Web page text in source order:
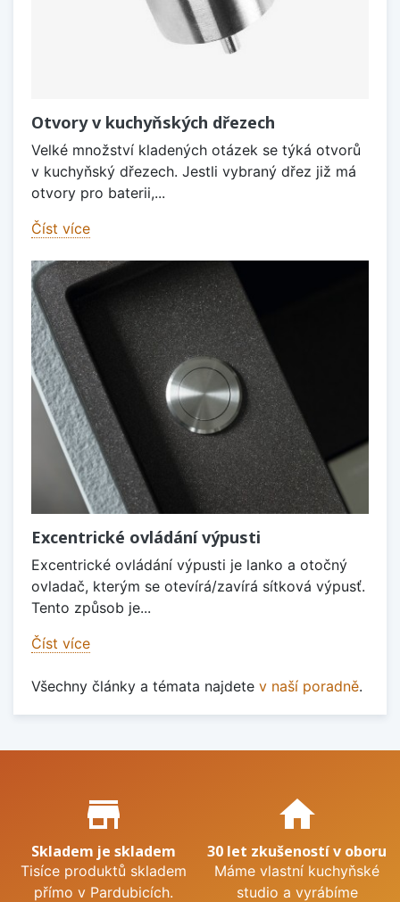
Otvory v kuchyňských dřezech
Velké množství kladených otázek se týká otvorů
v kuchyňský dřezech. Jestli vybraný dřez již má
otvory pro baterii,...
Číst více
Excentrické ovládání výpusti
Excentrické ovládání výpusti je lanko a otočný
ovladač, kterým se otevírá/zavírá sítková výpusť.
Tento způsob je...
Číst více
Všechny články a témata najdete v naší poradně.
Proč nakupovat u nás?
store_mall_directory
Skladem je skladem
Tisíce produktů skladem
přímo v Pardubicích.
home
30 let zkušeností v oboru
Máme vlastní kuchyňské
studio a vyrábíme